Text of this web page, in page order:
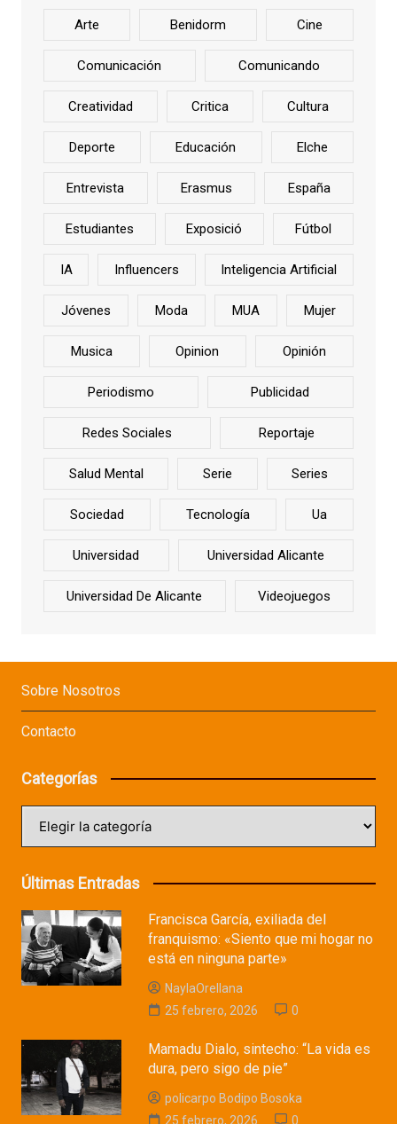
Arte Benidorm Cine
Comunicación Comunicando
Creatividad Critica Cultura
Deporte Educación Elche
Entrevista Erasmus España
Estudiantes Exposició Fútbol
IA Influencers Inteligencia Artificial
Jóvenes Moda MUA Mujer
Musica Opinion Opinión
Periodismo Publicidad
Redes Sociales Reportaje
Salud Mental Serie Series
Sociedad Tecnología Ua
Universidad Universidad Alicante
Universidad De Alicante Videojuegos
Sobre Nosotros
Contacto
Categorías
Últimas Entradas
Francisca García, exiliada del
franquismo: «Siento que mi hogar no
está en ninguna parte»
NaylaOrellana
25 febrero, 2026
0
Mamadu Dialo, sintecho: “La vida es
dura, pero sigo de pie”
policarpo Bodipo Bosoka
25 febrero, 2026
0